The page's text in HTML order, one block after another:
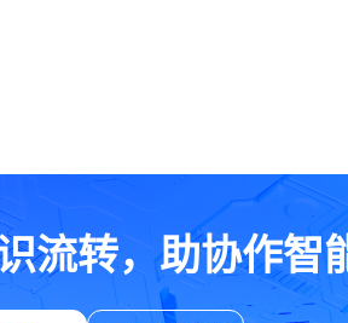
流转，助协作智